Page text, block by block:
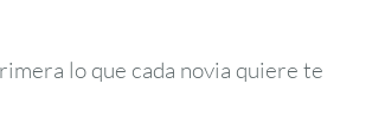
lo que cada novia quiere te